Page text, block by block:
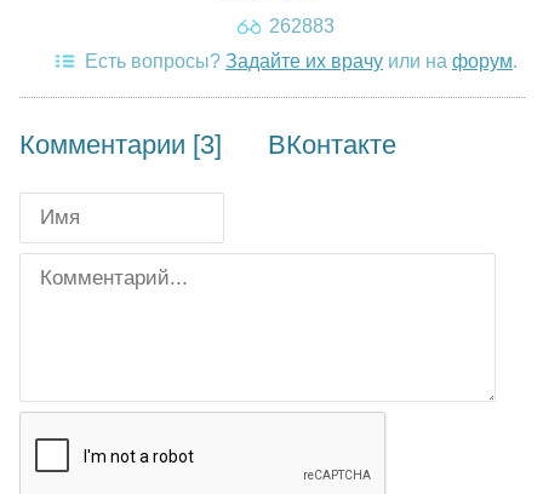
262883
Есть вопросы? Задайте их врачу или на форум.
Комментарии [3] ВКонтакте